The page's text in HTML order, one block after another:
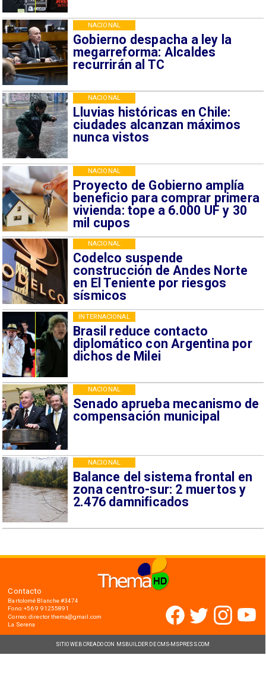
Gobierno despacha a ley la
megarreforma: Alcaldes
recurrirán al TC
NACIONAL
Lluvias históricas en Chile:
ciudades alcanzan máximos
nunca vistos
NACIONAL
Proyecto de Gobierno amplía
beneficio para comprar primera
vivienda: tope a 6.000 UF y 30
mil cupos
NACIONAL
Codelco suspende
construcción de Andes Norte
en El Teniente por riesgos
sísmicos
NACIONAL
Brasil reduce contacto
diplomático con Argentina por
dichos de Milei
INTERNACIONAL
Senado aprueba mecanismo de
compensación municipal
NACIONAL
Balance del sistema frontal en
zona centro-sur: 2 muertos y
2.476 damnificados
NACIONAL
SITIO WEB CREADO CON MSBUILDER DE CMS-MSPRESS.COM
Contacto
Bartolomé Blanche #3474
Fono: +56 9 91255891
Correo: director.thema@gmail.com
La Serena